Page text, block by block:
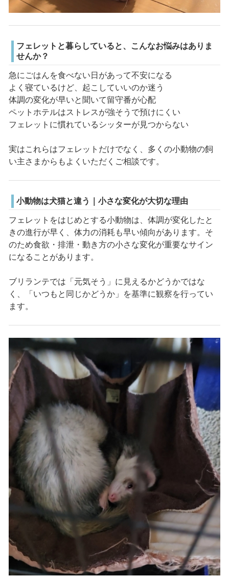
フェレットと暮らしていると、こんなお悩みはありま
せんか？
急にごはんを食べない日があって不安になる
よく寝ているけど、起こしていいのか迷う
体調の変化が早いと聞いて留守番が心配
ペットホテルはストレスが強そうで預けにくい
フェレットに慣れているシッターが見つからない
実はこれらはフェレットだけでなく、多くの小動物の飼
い主さまからもよくいただくご相談です。
小動物は犬猫と違う｜小さな変化が大切な理由
フェレットをはじめとする小動物は、体調が変化したと
きの進行が早く、体力の消耗も早い傾向があります。そ
のため食欲・排泄・動き方の小さな変化が重要なサイン
になることがあります。
ブリランテでは「元気そう」に見えるかどうかではな
く、「いつもと同じかどうか」を基準に観察を行ってい
ます。